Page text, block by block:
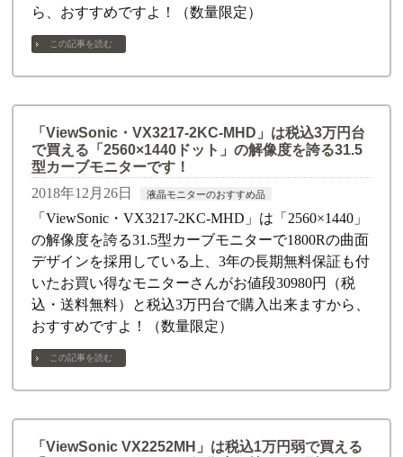
ら、おすすめですよ！（数量限定）
この記事を読む
「ViewSonic・VX3217-2KC-MHD」は税込3万円台
で買える「2560×1440ドット」の解像度を誇る31.5
型カーブモニターです！
2018年12月26日
液晶モニターのおすすめ品
「ViewSonic・VX3217-2KC-MHD」は「2560×1440」
の解像度を誇る31.5型カーブモニターで1800Rの曲面
デザインを採用している上、3年の長期無料保証も付
いたお買い得なモニターさんがお値段30980円（税
込・送料無料）と税込3万円台で購入出来ますから、
おすすめですよ！（数量限定）
この記事を読む
「ViewSonic VX2252MH」は税込1万円弱で買える